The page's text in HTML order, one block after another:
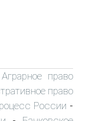
Аграрное право
право
России -